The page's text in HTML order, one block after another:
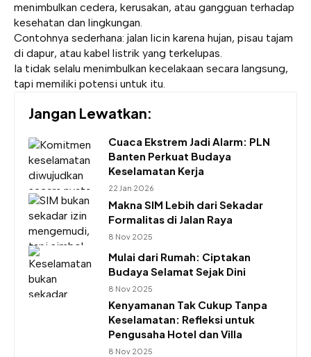
menimbulkan cedera, kerusakan, atau gangguan terhadap
kesehatan dan lingkungan.
Contohnya sederhana: jalan licin karena hujan, pisau tajam
di dapur, atau kabel listrik yang terkelupas.
Ia tidak selalu menimbulkan kecelakaan secara langsung,
tapi memiliki potensi untuk itu.
Jangan Lewatkan:
Cuaca Ekstrem Jadi Alarm: PLN
Banten Perkuat Budaya
Keselamatan Kerja
22 Jan 2026
Makna SIM Lebih dari Sekadar
Formalitas di Jalan Raya
8 Nov 2025
Mulai dari Rumah: Ciptakan
Budaya Selamat Sejak Dini
8 Nov 2025
Kenyamanan Tak Cukup Tanpa
Keselamatan: Refleksi untuk
Pengusaha Hotel dan Villa
8 Nov 2025